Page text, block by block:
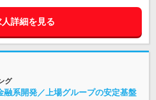
人詳細を見る
グ
融系開発／上場グループの安定基盤